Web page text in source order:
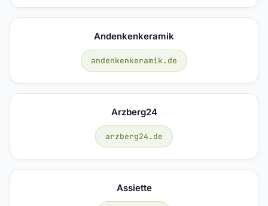
Andenkenkeramik
andenkenkeramik.de
Arzberg24
arzberg24.de
Assiette